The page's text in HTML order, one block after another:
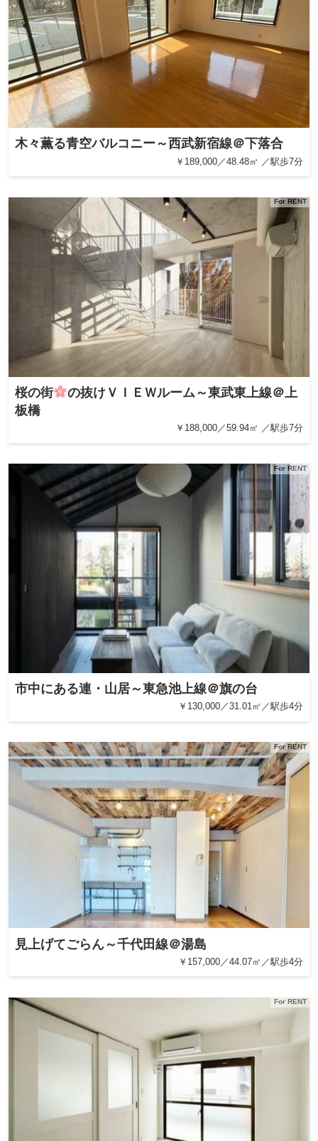
木々薫る青空バルコニー～西武新宿線＠下落合
￥189,000／48.48㎡ ／駅歩7分
For RENT
桜の街
の抜けＶＩＥＷルーム～東武東上線＠上
板橋
￥188,000／59.94㎡ ／駅歩7分
For RENT
市中にある連・山居～東急池上線＠旗の台
￥130,000／31.01㎡／駅歩4分
For RENT
見上げてごらん～千代田線＠湯島
￥157,000／44.07㎡／駅歩4分
For RENT